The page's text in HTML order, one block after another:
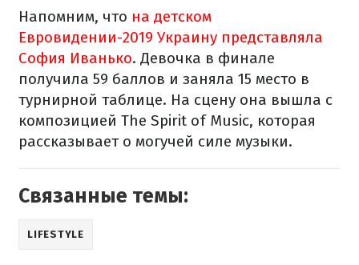
Напомним, что на детском
Евровидении-2019 Украину представляла
София Иванько. Девочка в финале
получила 59 баллов и заняла 15 место в
турнирной таблице. На сцену она вышла с
композицией The Spirit of Music, которая
рассказывает о могучей силе музыки.
Связанные темы:
LIFESTYLE